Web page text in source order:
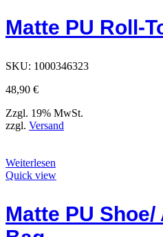
die
auf
Matte PU Roll-
SKU: 1000346323
48,90 €
Zzgl. 19% MwSt.
zzgl. Versand
Weiterlesen
Quick view
Matte PU